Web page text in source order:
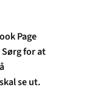
Page
for at
se ut.